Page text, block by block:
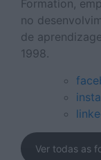
Formation,
no
de
1998.
Ver todas as